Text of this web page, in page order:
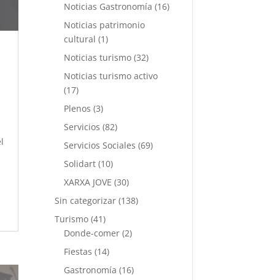
Noticias Gastronomía (16)
Noticias patrimonio
cultural (1)
Noticias turismo (32)
Noticias turismo activo
(17)
Plenos (3)
Servicios (82)
Servicios Sociales (69)
Solidart (10)
XARXA JOVE (30)
Sin categorizar (138)
Turismo (41)
Donde-comer (2)
Fiestas (14)
Gastronomía (16)